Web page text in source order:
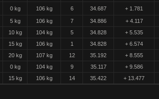
0 kg 106 kg 6 34.687 + 1.781
5 kg 106 kg 7 34.886 + 4.117
10 kg 104 kg 5 34.828 + 5.535
15 kg 106 kg 1 34.828 + 6.574
20 kg 107 kg 12 35.192 + 8.555
0 kg 104 kg 9 35.117 + 9.586
15 kg 106 kg 14 35.422 + 13.477